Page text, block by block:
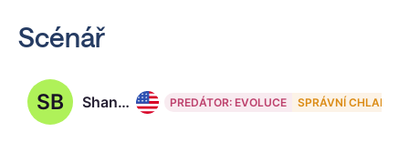
Scénář
SB Shane Black, 64 PREDÁTOR: EVOLUCE SPRÁVNÍ CHLAPI